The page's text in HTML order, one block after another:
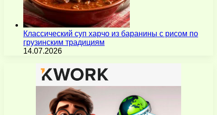
Классический суп харчо из баранины с рисом по
грузинским традициям
14.07.2026